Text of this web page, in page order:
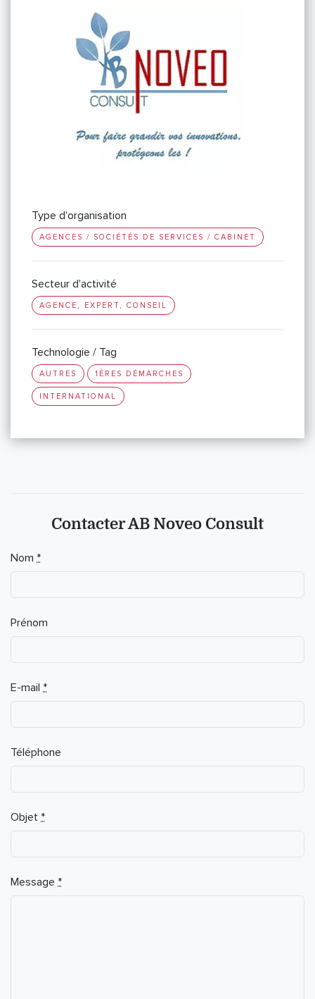
Type d'organisation
AGENCES / SOCIÉTÉS DE SERVICES / CABINET
Secteur d'activité
AGENCE, EXPERT, CONSEIL
Technologie / Tag
AUTRES 1ÈRES DÉMARCHES
INTERNATIONAL
Contacter AB Noveo Consult
Nom *
Prénom
E-mail *
Téléphone
Objet *
Message *